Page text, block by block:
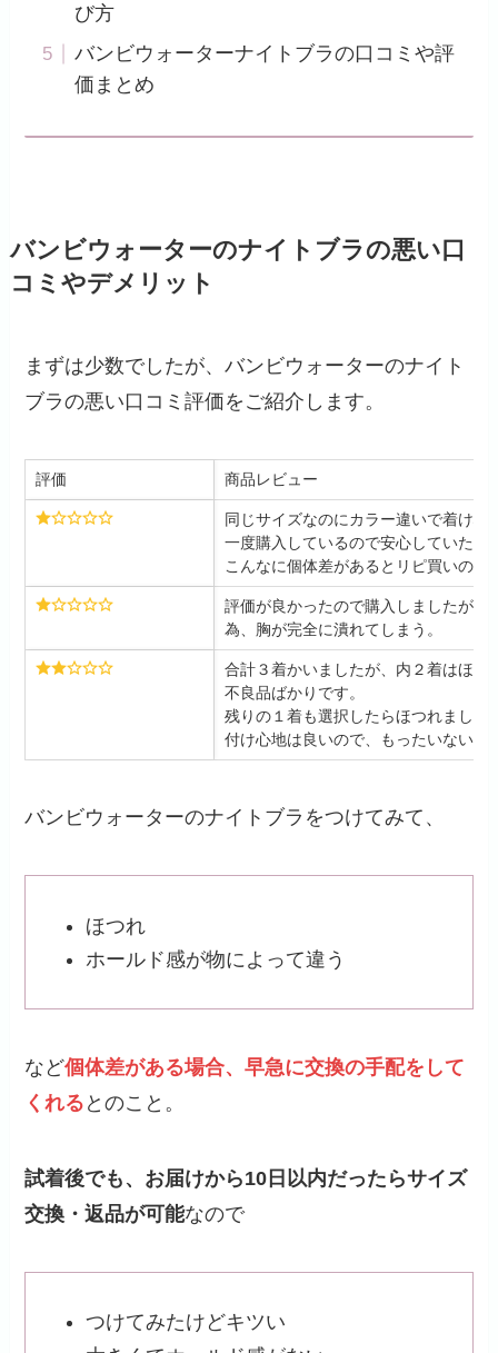
び方
バンビウォーターナイトブラの口コミや評
価まとめ
バンビウォーターのナイトブラの悪い口
コミやデメリット
まずは少数でしたが、バンビウォーターのナイト
ブラの悪い口コミ評価をご紹介します。
評価 商品レビュー
同じサイズなのにカラー違いで着け心
一度購入しているので安心していたの
こんなに個体差があるとリピ買いの
評価が良かったので購入しましたが
為、胸が完全に潰れてしまう。
合計３着かいましたが、内２着はほつ
不良品ばかりです。
残りの１着も選択したらほつれました
付け心地は良いので、もったいないで
バンビウォーターのナイトブラをつけてみて、
ほつれ
ホールド感が物によって違う
など個体差がある場合、早急に交換の手配をして
くれる とのこと。
試着後でも、お届けから10日以内だったらサイズ
交換・返品が可能なので
つけてみたけどキツい